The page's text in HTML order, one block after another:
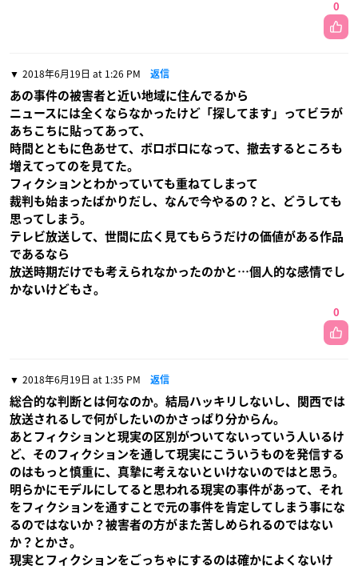
0
2018年6月19日 at 1:26 PM 返信
あの事件の被害者と近い地域に住んでるから
ニュースには全くならなかったけど「探してます」ってビラが
あちこちに貼ってあって、
時間とともに色あせて、ボロボロになって、撤去するところも
増えてってのを見てた。
フィクションとわかっていても重ねてしまって
裁判も始まったばかりだし、なんで今やるの？と、どうしても
思ってしまう。
テレビ放送して、世間に広く見てもらうだけの価値がある作品
であるなら
放送時期だけでも考えられなかったのかと…個人的な感情でし
かないけどもさ。
0
2018年6月19日 at 1:35 PM 返信
総合的な判断とは何なのか。結局ハッキリしないし、関西では
放送されるしで何がしたいのかさっぱり分からん。
あとフィクションと現実の区別がついてないっていう人いるけ
ど、そのフィクションを通して現実にこういうものを発信する
のはもっと慎重に、真摯に考えないといけないのではと思う。
明らかにモデルにしてると思われる現実の事件があって、それ
をフィクションを通すことで元の事件を肯定してしまう事にな
るのではないか？被害者の方がまた苦しめられるのではない
か？とかさ。
現実とフィクションをごっちゃにするのは確かによくないけ